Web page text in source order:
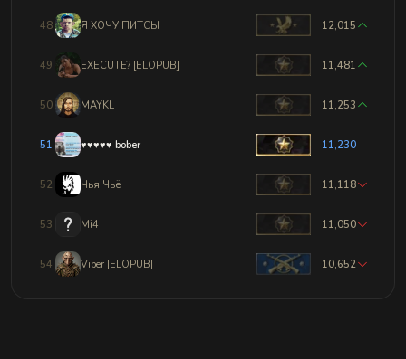
48 Я ХОЧУ ПИТСЫ 12,015
49 EXECUTE? [ELOPUB] 11,481
50 MAYKL 11,253
51 ♥♥♥♥♥ bober 11,230
52 Чья Чьё 11,118
53 Mi4 11,050
54 Viper [ELOPUB] 10,652